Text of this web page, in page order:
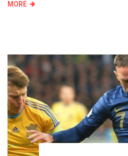
MORE